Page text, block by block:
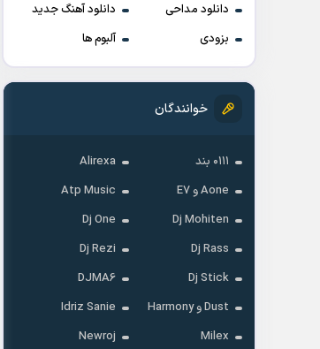
دانلود مداحی
دانلود آهنگ جدید
بزودی
آلبوم ها
خوانندگان
۰۱۱۱ بند
Alirexa
Aone و E7
Atp Music
Dj Mohiten
Dj One
Dj Rass
Dj Rezi
Dj Stick
DJMA6
Dust و Harmony
Idriz Sanie
Milex
Newroj